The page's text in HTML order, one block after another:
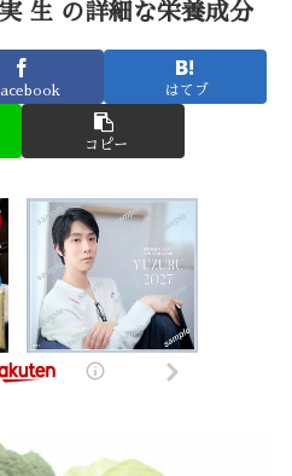
生 の詳細な栄養成分
はてブ
コピー